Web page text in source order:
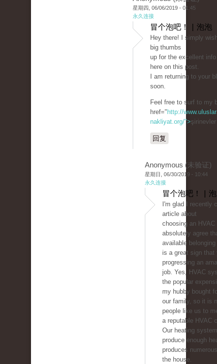
星期四, 06/06/2019 - 01:45
永久连接
冒个泡吧！ | 泡泡
Hey there! I simply
big thumbs
up for the excellent
here on this post.
I am returning to your
soon.
Feel free to surf to my
href=" http://
nakliyat.org/">
回复
Anonymous (未验证)
星期日, 06/30/2019 - 10:44
永久连接
冒个泡吧！ |
I'm glad I recently
article about
choosing an
absolutely agree
available
is a great sign
progressing an
job. Yes, HVAC
the popular
my hubby bought
our family, so it is
people like us to
a reputable HVAC
Our heating
produce enough
produces
the house.